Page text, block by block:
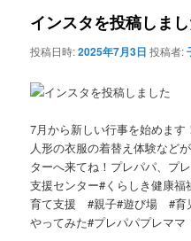
ツ
へ
移
へ
移
動
インスタを投稿しま
投稿日時:2025年7月3日 投稿者:
7月から新しい行事を始めま
人形の衣服の着替え体験など
ターへ来てね！プレパパ、プ
支援センター#くらしき健康
育て支援 #親子#遊び場 #育
やってみた#プレパパプレママ